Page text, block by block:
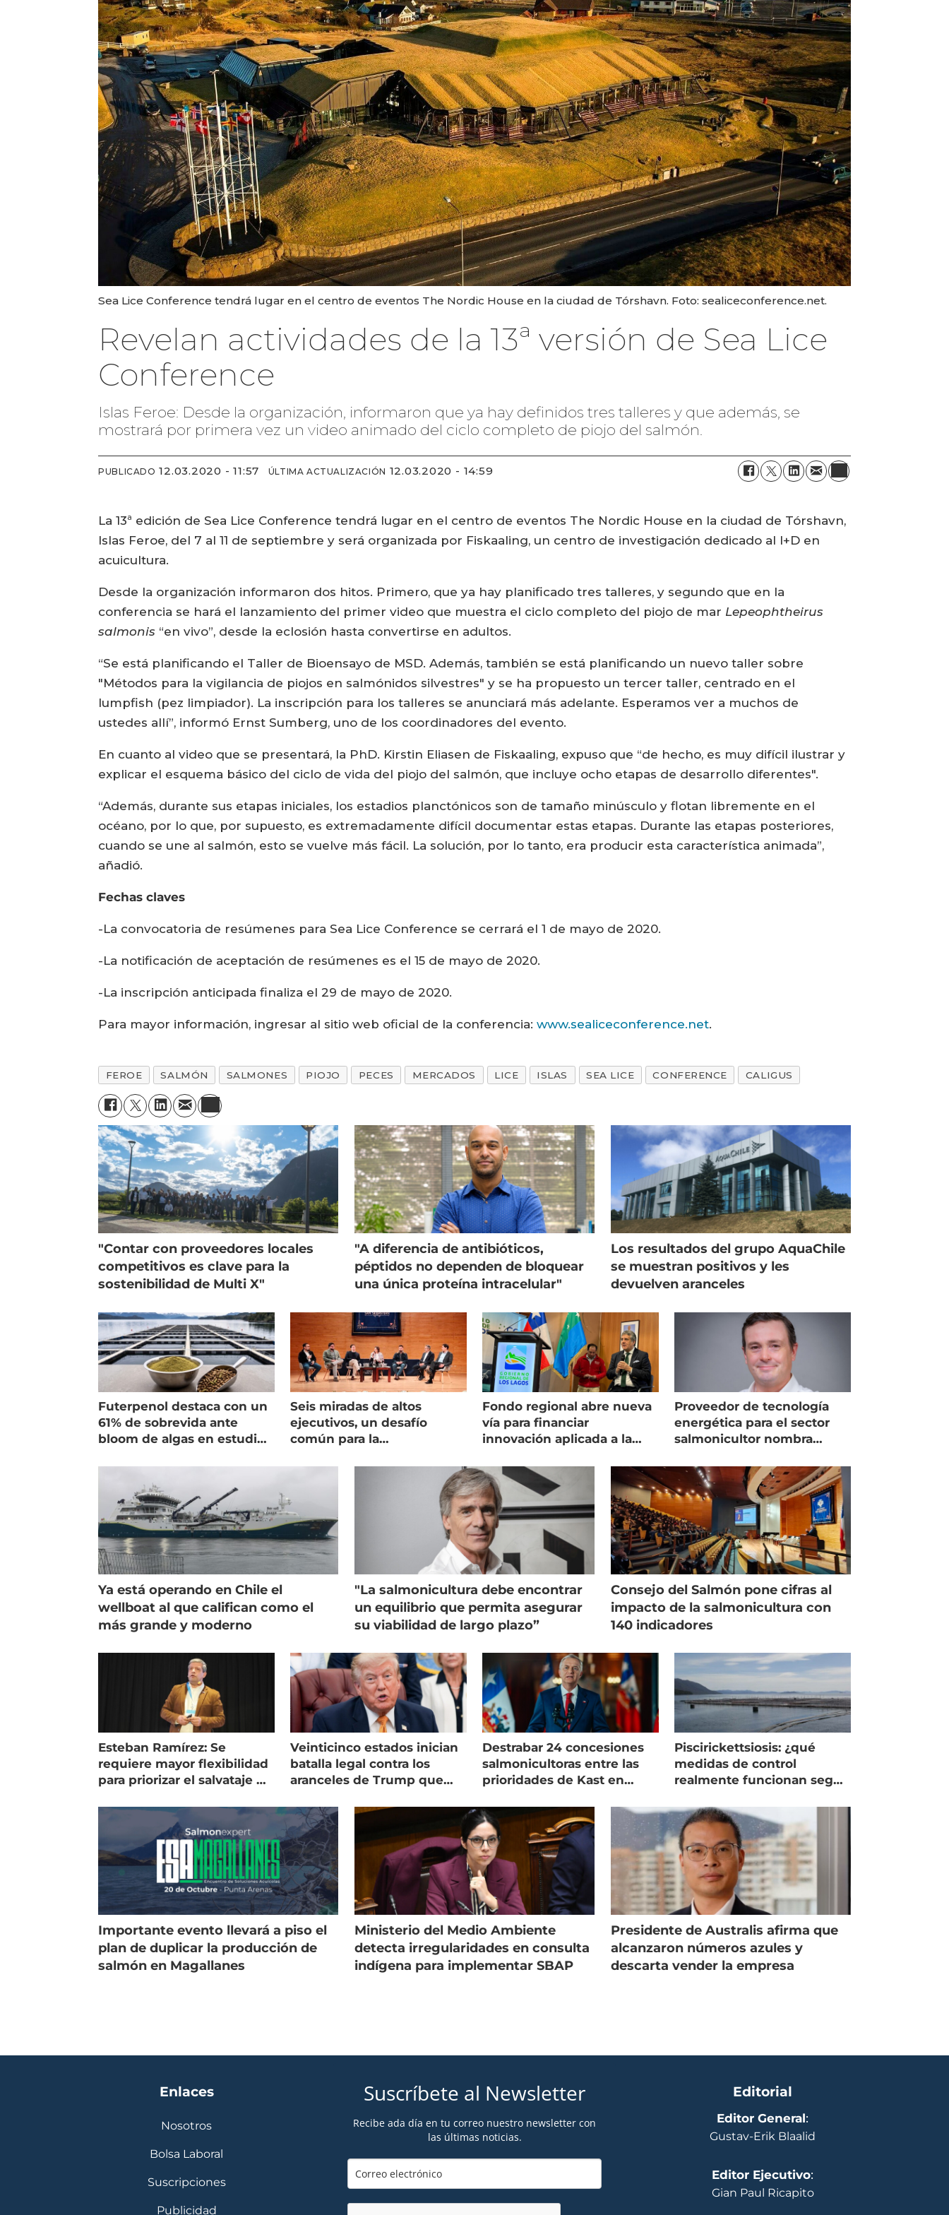
Sea Lice Conference tendrá lugar en el centro de eventos The Nordic House en la ciudad de Tórshavn. Foto: sealiceconference.net.
Revelan actividades de la 13ª versión de Sea Lice
Conference
Islas Feroe: Desde la organización, informaron que ya hay definidos tres talleres y que además, se
mostrará por primera vez un video animado del ciclo completo de piojo del salmón.
PUBLICADO 12.03.2020 - 11:57 ÚLTIMA ACTUALIZACIÓN 12.03.2020 - 14:59
La 13ª edición de Sea Lice Conference tendrá lugar en el centro de eventos The Nordic House en la ciudad de Tórshavn,
Islas Feroe, del 7 al 11 de septiembre y será organizada por Fiskaaling, un centro de investigación dedicado al I+D en
acuicultura.
Desde la organización informaron dos hitos. Primero, que ya hay planificado tres talleres, y segundo que en la
conferencia se hará el lanzamiento del primer video que muestra el ciclo completo del piojo de mar Lepeophtheirus
salmonis “en vivo”, desde la eclosión hasta convertirse en adultos.
“Se está planificando el Taller de Bioensayo de MSD. Además, también se está planificando un nuevo taller sobre
"Métodos para la vigilancia de piojos en salmónidos silvestres" y se ha propuesto un tercer taller, centrado en el
lumpfish (pez limpiador). La inscripción para los talleres se anunciará más adelante. Esperamos ver a muchos de
ustedes allí”, informó Ernst Sumberg, uno de los coordinadores del evento.
En cuanto al video que se presentará, la PhD. Kirstin Eliasen de Fiskaaling, expuso que “de hecho, es muy difícil ilustrar y
explicar el esquema básico del ciclo de vida del piojo del salmón, que incluye ocho etapas de desarrollo diferentes".
“Además, durante sus etapas iniciales, los estadios planctónicos son de tamaño minúsculo y flotan libremente en el
océano, por lo que, por supuesto, es extremadamente difícil documentar estas etapas. Durante las etapas posteriores,
cuando se une al salmón, esto se vuelve más fácil. La solución, por lo tanto, era producir esta característica animada”,
añadió.
Fechas claves
-La convocatoria de resúmenes para Sea Lice Conference se cerrará el 1 de mayo de 2020.
-La notificación de aceptación de resúmenes es el 15 de mayo de 2020.
-La inscripción anticipada finaliza el 29 de mayo de 2020.
Para mayor información, ingresar al sitio web oficial de la conferencia:www.sealiceconference.net.
FEROE SALMÓN SALMONES PIOJO PECES MERCADOS LICE ISLAS SEA LICE CONFERENCE CALIGUS
"Contar con proveedores locales
competitivos es clave para la
sostenibilidad de Multi X"
"A diferencia de antibióticos,
péptidos no dependen de bloquear
una única proteína intracelular"
Los resultados del grupo AquaChile
se muestran positivos y les
devuelven aranceles
Futerpenol destaca con un
61% de sobrevida ante
bloom de algas en estudio
Seis miradas de altos
ejecutivos, un desafío
común para la
Fondo regional abre nueva
vía para financiar
innovación aplicada a la
Proveedor de tecnología
energética para el sector
salmonicultor nombra
Ya está operando en Chile el
wellboat al que califican como el
más grande y moderno
"La salmonicultura debe encontrar
un equilibrio que permita asegurar
su viabilidad de largo plazo”
Consejo del Salmón pone cifras al
impacto de la salmonicultura con
140 indicadores
Esteban Ramírez: Se
requiere mayor flexibilidad
para priorizar el salvataje de
Veinticinco estados inician
batalla legal contra los
aranceles de Trump que
Destrabar 24 concesiones
salmonicultoras entre las
prioridades de Kast en
Piscirickettsiosis: ¿qué
medidas de control
realmente funcionan según
Importante evento llevará a piso el
plan de duplicar la producción de
salmón en Magallanes
Ministerio del Medio Ambiente
detecta irregularidades en consulta
indígena para implementar SBAP
Presidente de Australis afirma que
alcanzaron números azules y
descarta vender la empresa
Enlaces
Nosotros
Bolsa Laboral
Suscripciones
Publicidad
Suscríbete al Newsletter
Recibe ada día en tu correo nuestro newsletter con
las últimas noticias.
Editorial
Editor General:
Gustav-Erik Blaalid
Editor Ejecutivo:
Gian Paul Ricapito